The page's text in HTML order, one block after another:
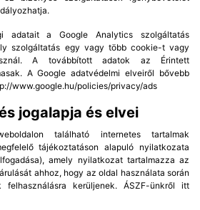
adatait a Google Analytics szolgáltatás
szolgáltatás egy vagy több cookie-t vagy
A továbbított adatok az Érintett
A Google adatvédelmi elveiről bővebb
www.google.hu/policies/privacy/ads
jogalapja és elvei
található internetes tartalmak
tájékoztatáson alapuló nyilatkozata
amely nyilatkozat tartalmazza az
ahhoz, hogy az oldal használata során
felhasználásra kerüljenek. ÁSZF-ünkről itt